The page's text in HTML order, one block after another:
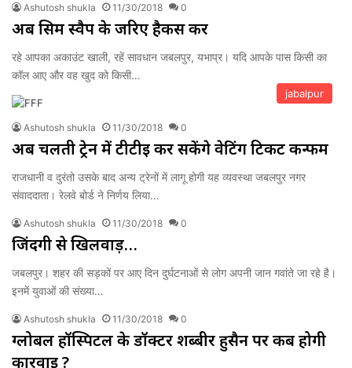
Ashutosh shukla 11/30/2018 0
अब सिम स्वैप के जरिए हैकर्स कर
रहे आपका अकाउंट खाली, रहें सावधान जबलपुर, यभाप्र। यदि आपके पास किसी का
कॉल आए और वह खुद को किसी…
jabalpur
Ashutosh shukla 11/30/2018 0
अब चलती ट्रेन में टीटीई कर सकेंगे वेटिंग टिकट कन्फर्म
राजधानी व दुरंतो उसके बाद अन्य ट्रेनों में लागू होगी यह व्यवस्था जबलपुर नगर
संवाददाता। रेलवे बोर्ड ने निर्णय लिया…
Ashutosh shukla 11/30/2018 0
जिंदगी से खिलवाड़…
जबलपुर। शहर की सड़कों पर आए दिन दुर्घटनाओं से लोग अपनी जान गवांते जा रहे है।
इनमें युवाओं की संख्या…
Ashutosh shukla 11/30/2018 0
ग्लोबल हॉस्पिटल के डॉक्टर शब्बीर हुसैन पर कब होगी
कार्रवाई ?